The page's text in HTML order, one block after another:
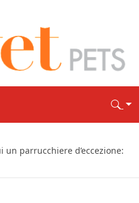
parrucchiere d’eccezione: